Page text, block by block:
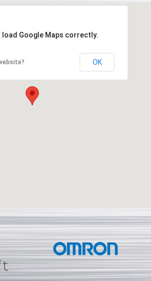
load Google Maps correctly.
OK